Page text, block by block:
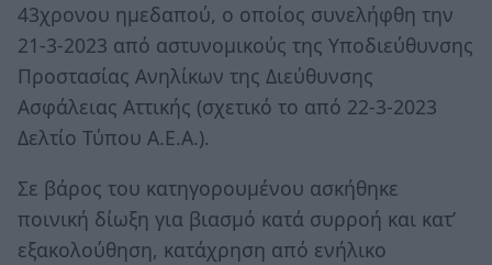
43χρονου ημεδαπού, ο οποίος συνελήφθη την
21-3-2023 από αστυνομικούς της Υποδιεύθυνσης
Προστασίας Ανηλίκων της Διεύθυνσης
Ασφάλειας Αττικής (σχετικό το από 22-3-2023
Δελτίο Τύπου Α.Ε.Α.).
Σε βάρος του κατηγορουμένου ασκήθηκε
ποινική δίωξη για βιασμό κατά συρροή και κατ’
εξακολούθηση, κατάχρηση από ενήλικο